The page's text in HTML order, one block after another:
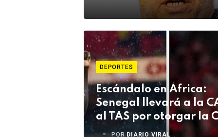
DEPORTES
Escándalo en África:
Senegal llevará a la
al TAS por otorgar la
a Marruecos
POR DIARIO VIRAL